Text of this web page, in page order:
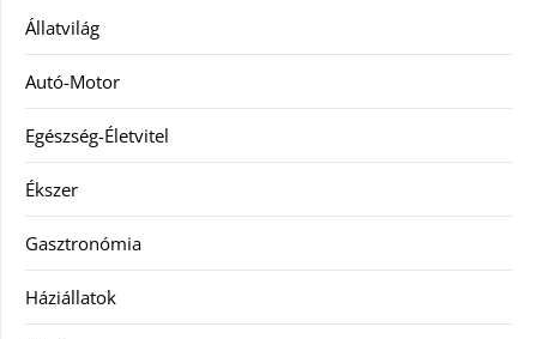
Állatvilág
Autó-Motor
Egészség-Életvitel
Ékszer
Gasztronómia
Háziállatok